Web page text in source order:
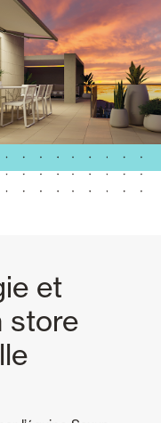
et
store